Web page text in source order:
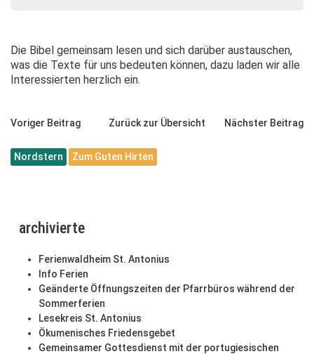
Die Bibel gemeinsam lesen und sich darüber austauschen,
was die Texte für uns bedeuten können, dazu laden wir alle
Interessierten herzlich ein.
Voriger Beitrag Zurück zur Übersicht Nächster Beitrag
Nordstern Zum Guten Hirten
archivierte
Ferienwaldheim St. Antonius
Info Ferien
Geänderte Öffnungszeiten der Pfarrbüros während der
Sommerferien
Lesekreis St. Antonius
Ökumenisches Friedensgebet
Gemeinsamer Gottesdienst mit der portugiesischen